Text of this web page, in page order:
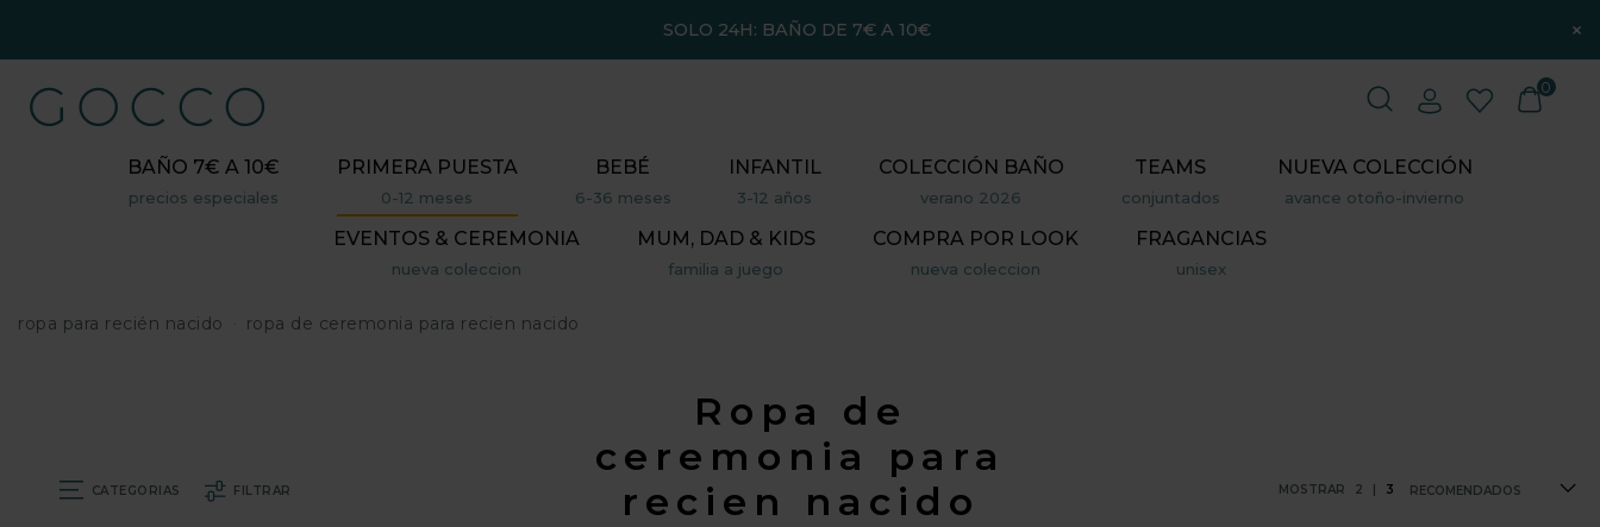
SOLO 24H: BAÑO DE 7€ A 10€ ×
BAÑO 7€ A 10€
precios especiales
PRIMERA PUESTA
0-12 meses
BEBÉ
6-36 meses
INFANTIL
3-12 años
COLECCIÓN BAÑO
verano 2026
TEAMS
conjuntados
NUEVA COLECCIÓN
avance otoño-invierno
EVENTOS & CEREMONIA
nueva coleccion
MUM, DAD & KIDS
familia a juego
COMPRA POR LOOK
nueva coleccion
FRAGANCIAS
unisex
0
ropa para recién nacido ropa de ceremonia para recien nacido
Ropa de
ceremonia para
recien nacido
CATEGORIAS FILTRAR MOSTRAR 2 | 3 RECOMENDADOS